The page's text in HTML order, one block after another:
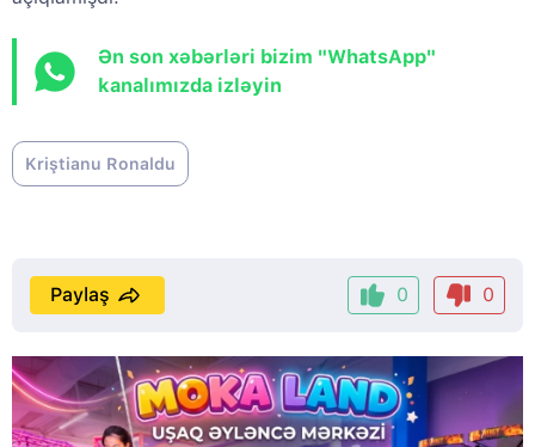
Ən son xəbərləri bizim "WhatsApp"
kanalımızda izləyin
Kriştianu Ronaldu
0 0
Paylaş